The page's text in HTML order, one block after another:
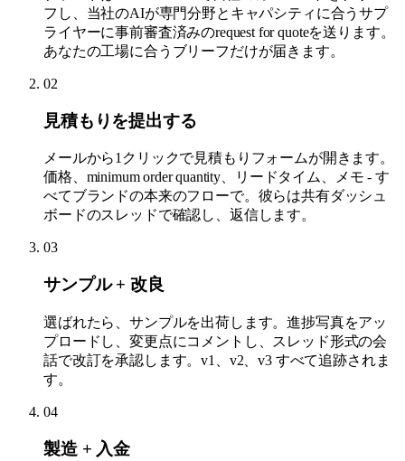
フし、当社のAIが専門分野とキャパシティに合うサプ
ライヤーに事前審査済みのrequest for quoteを送ります。
あなたの工場に合うブリーフだけが届きます。
02
見積もりを提出する
メールから1クリックで見積もりフォームが開きます。
価格、minimum order quantity、リードタイム、メモ - す
べてブランドの本来のフローで。彼らは共有ダッシュ
ボードのスレッドで確認し、返信します。
03
サンプル + 改良
選ばれたら、サンプルを出荷します。進捗写真をアッ
プロードし、変更点にコメントし、スレッド形式の会
話で改訂を承認します。v1、v2、v3 すべて追跡されま
す。
04
製造 + 入金